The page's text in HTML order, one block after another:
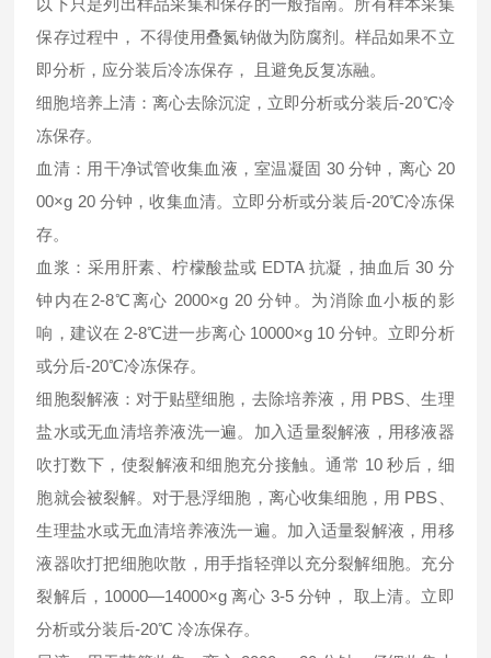
以下只是列出样品采集和保存的一般指南。所有样本采集
保存过程中， 不得使用叠氮钠做为防腐剂。样品如果不立
即分析，应分装后冷冻保存， 且避免反复冻融。
细胞培养上清：离心去除沉淀，立即分析或分装后-20℃冷
冻保存。
血清：用干净试管收集血液，室温凝固 30 分钟，离心 20
00×g 20 分钟，收集血清。立即分析或分装后-20℃冷冻保
存。
血浆：采用肝素、柠檬酸盐或 EDTA 抗凝，抽血后 30 分
钟内在2-8℃离心 2000×g 20 分钟。为消除血小板的影
响，建议在 2-8℃进一步离心 10000×g 10 分钟。立即分析
或分后-20℃冷冻保存。
细胞裂解液：对于贴壁细胞，去除培养液，用 PBS、生理
盐水或无血清培养液洗一遍。加入适量裂解液，用移液器
吹打数下，使裂解液和细胞充分接触。通常 10 秒后，细
胞就会被裂解。对于悬浮细胞，离心收集细胞，用 PBS、
生理盐水或无血清培养液洗一遍。加入适量裂解液，用移
液器吹打把细胞吹散，用手指轻弹以充分裂解细胞。充分
裂解后，10000—14000×g 离心 3-5 分钟， 取上清。立即
分析或分装后-20℃ 冷冻保存。